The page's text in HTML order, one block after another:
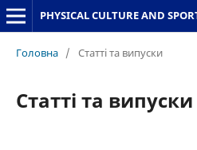
PHYSICAL CULTURE AND
Головна / Статті та випуски
Статті та випуски